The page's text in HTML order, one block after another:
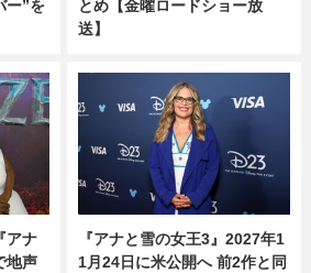
ー”を
とめ【金曜ロードショー放
送】
アナ
地声
『アナと雪の女王3』2027年1
1月24日に米公開へ 前2作と同